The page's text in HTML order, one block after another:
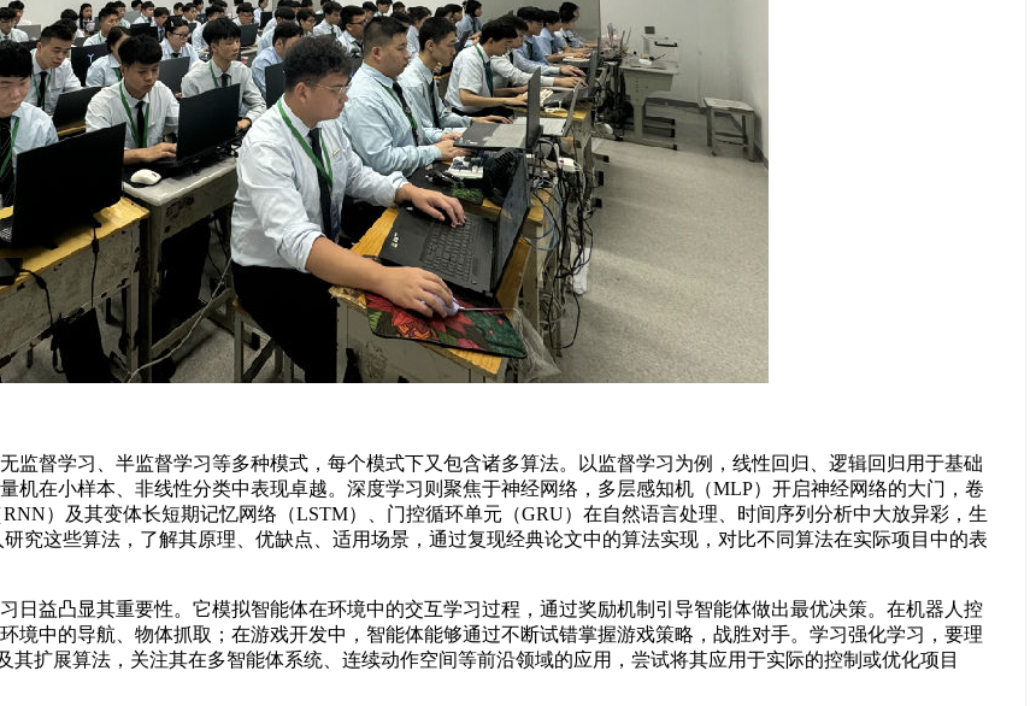
督学习、半监督学习等多种模式，每个模式下又包含诸多算法。以监督学习为例，线性回归、逻辑回归用于基础
机在小样本、非线性分类中表现卓越。深度学习则聚焦于神经网络，多层感知机（MLP）开启神经网络的大门，卷
）及其变体长短期记忆网络（LSTM）、门控循环单元（GRU）在自然语言处理、时间序列分析中大放异彩，生
究这些算法，了解其原理、优缺点、适用场景，通过复现经典论文中的算法实现，对比不同算法在实际项目中的表
益凸显其重要性。它模拟智能体在环境中的交互学习过程，通过奖励机制引导智能体做出最优决策。在机器人控
境中的导航、物体抓取；在游戏开发中，智能体能够通过不断试错掌握游戏策略，战胜对手。学习强化学习，要理
扩展算法，关注其在多智能体系统、连续动作空间等前沿领域的应用，尝试将其应用于实际的控制或优化项目